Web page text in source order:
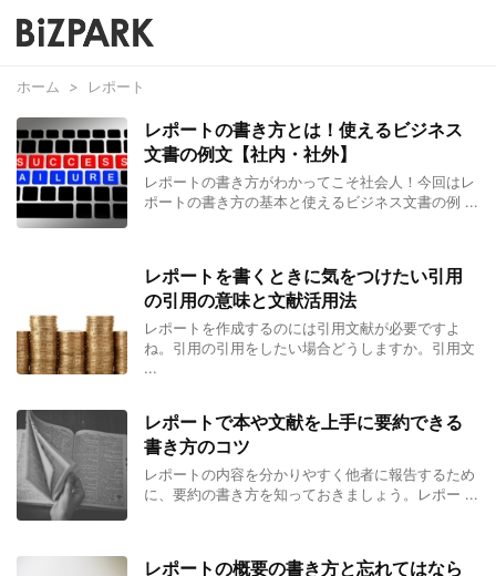
ホーム > レポート
レポートの書き方とは！使えるビジネス
文書の例文【社内・社外】
レポートの書き方がわかってこそ社会人！今回はレ
ポートの書き方の基本と使えるビジネス文書の例 ...
レポートを書くときに気をつけたい引用
の引用の意味と文献活用法
レポートを作成するのには引用文献が必要ですよ
ね。引用の引用をしたい場合どうしますか。引用文
...
レポートで本や文献を上手に要約できる
書き方のコツ
レポートの内容を分かりやすく他者に報告するため
に、要約の書き方を知っておきましょう。レポー ...
レポートの概要の書き方と忘れてはなら